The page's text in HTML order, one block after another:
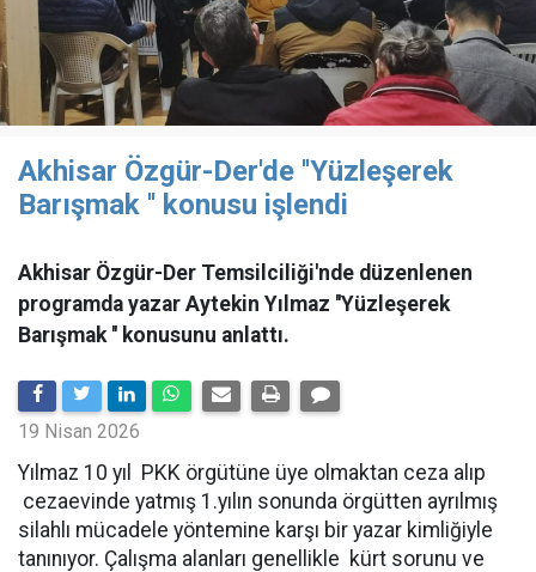
Akhisar Özgür-Der'de ''Yüzleşerek
Barışmak '' konusu işlendi
Akhisar Özgür-Der Temsilciliği'nde düzenlenen
programda yazar Aytekin Yılmaz ''Yüzleşerek
Barışmak '' konusunu anlattı.
19 Nisan 2026
Yılmaz 10 yıl PKK örgütüne üye olmaktan ceza alıp
cezaevinde yatmış 1.yılın sonunda örgütten ayrılmış
silahlı mücadele yöntemine karşı bir yazar kimliğiyle
tanınıyor. Çalışma alanları genellikle kürt sorunu ve